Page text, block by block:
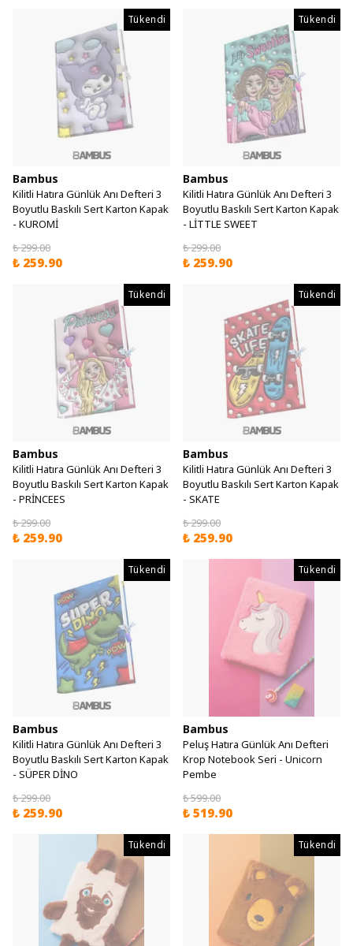
Tükendi
Bambus
Kilitli Hatıra Günlük Anı Defteri 3
Boyutlu Baskılı Sert Karton Kapak
- KUROMİ
₺ 299.00
₺ 259.90
Tükendi
Bambus
Kilitli Hatıra Günlük Anı Defteri 3
Boyutlu Baskılı Sert Karton Kapak
- LİTTLE SWEET
₺ 299.00
₺ 259.90
Tükendi
Bambus
Kilitli Hatıra Günlük Anı Defteri 3
Boyutlu Baskılı Sert Karton Kapak
- PRİNCEES
₺ 299.00
₺ 259.90
Tükendi
Bambus
Kilitli Hatıra Günlük Anı Defteri 3
Boyutlu Baskılı Sert Karton Kapak
- SKATE
₺ 299.00
₺ 259.90
Tükendi
Bambus
Kilitli Hatıra Günlük Anı Defteri 3
Boyutlu Baskılı Sert Karton Kapak
- SÜPER DİNO
₺ 299.00
₺ 259.90
Tükendi
Bambus
Peluş Hatıra Günlük Anı Defteri
Krop Notebook Seri - Unicorn
Pembe
₺ 599.00
₺ 519.90
Tükendi Tükendi